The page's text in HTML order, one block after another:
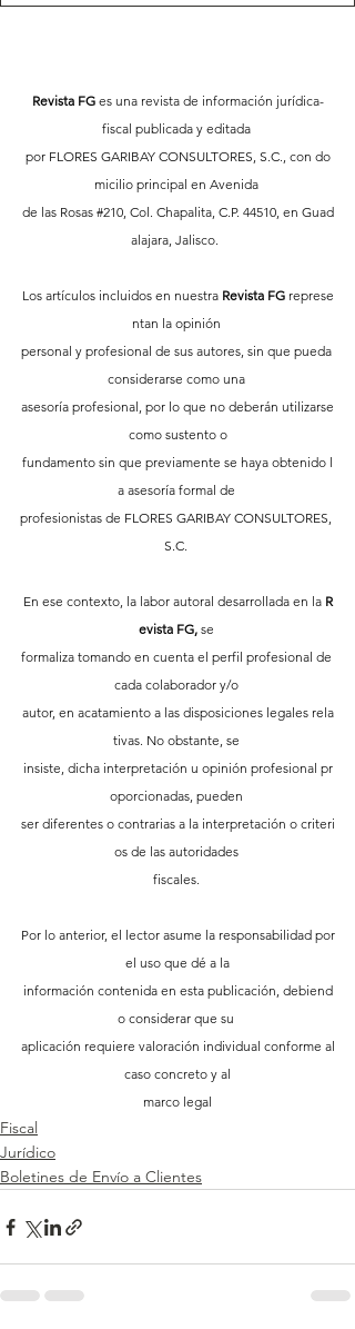
Revista FG es una revista de información jurídica-
fiscal publicada y editada
por FLORES GARIBAY CONSULTORES, S.C., con do
micilio principal en Avenida
de las Rosas #210, Col. Chapalita, C.P. 44510, en Guad
alajara, Jalisco.
Los artículos incluidos en nuestra Revista FG represe
ntan la opinión
personal y profesional de sus autores, sin que pueda
considerarse como una
asesoría profesional, por lo que no deberán utilizarse
como sustento o
fundamento sin que previamente se haya obtenido l
a asesoría formal de
profesionistas de FLORES GARIBAY CONSULTORES,
S.C.
En ese contexto, la labor autoral desarrollada en la R
evista FG, se
formaliza tomando en cuenta el perfil profesional de
cada colaborador y/o
autor, en acatamiento a las disposiciones legales rela
tivas. No obstante, se
insiste, dicha interpretación u opinión profesional pr
oporcionadas, pueden
ser diferentes o contrarias a la interpretación o criteri
os de las autoridades
fiscales.
Por lo anterior, el lector asume la responsabilidad por
el uso que dé a la
información contenida en esta publicación, debiend
o considerar que su
aplicación requiere valoración individual conforme al
caso concreto y al
marco legal
Fiscal
Jurídico
Boletines de Envío a Clientes